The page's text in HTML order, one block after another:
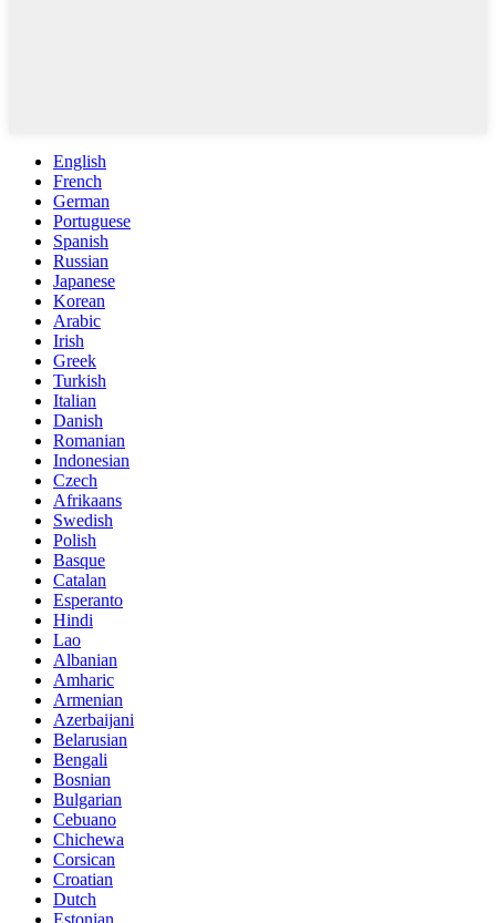
English
French
German
Portuguese
Spanish
Russian
Japanese
Korean
Arabic
Irish
Greek
Turkish
Italian
Danish
Romanian
Indonesian
Czech
Afrikaans
Swedish
Polish
Basque
Catalan
Esperanto
Hindi
Lao
Albanian
Amharic
Armenian
Azerbaijani
Belarusian
Bengali
Bosnian
Bulgarian
Cebuano
Chichewa
Corsican
Croatian
Dutch
Estonian